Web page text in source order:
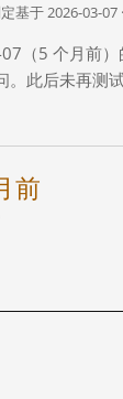
基于 2026-03-07
（5 个月前）
。此后未再测
前